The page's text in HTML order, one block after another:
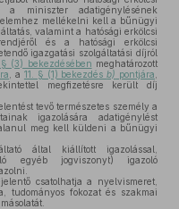
miniszter adatigénylésének
mellékelni kell a bűnügyi
valamint a hatósági erkölcsi
és a hatósági erkölcsi
igazgatási szolgáltatási díjról
(3) bekezdésében meghatározott
, a 11. § (1) bekezdésb) pontjára
megfizetésre került díj
tevő természetes személy a
igazolására adatigénylést
meg kell küldeni a bűnügyi
által kiállított igazolással,
egyéb jogviszonyt) igazoló
csatolhatja a nyelvismeret,
tudományos fokozat és szakmai